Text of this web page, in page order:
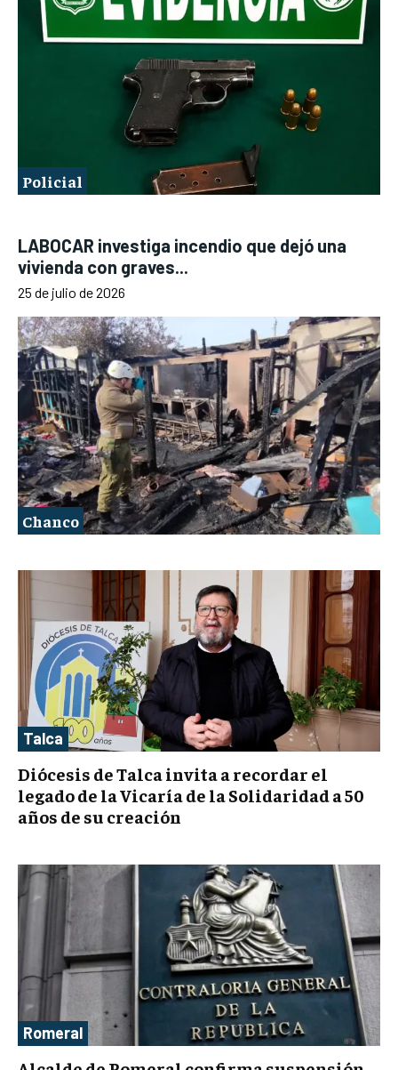
Policial
LABOCAR investiga incendio que dejó una
vivienda con graves...
25 de julio de 2026
Chanco
Talca
Diócesis de Talca invita a recordar el
legado de la Vicaría de la Solidaridad a 50
años de su creación
Romeral